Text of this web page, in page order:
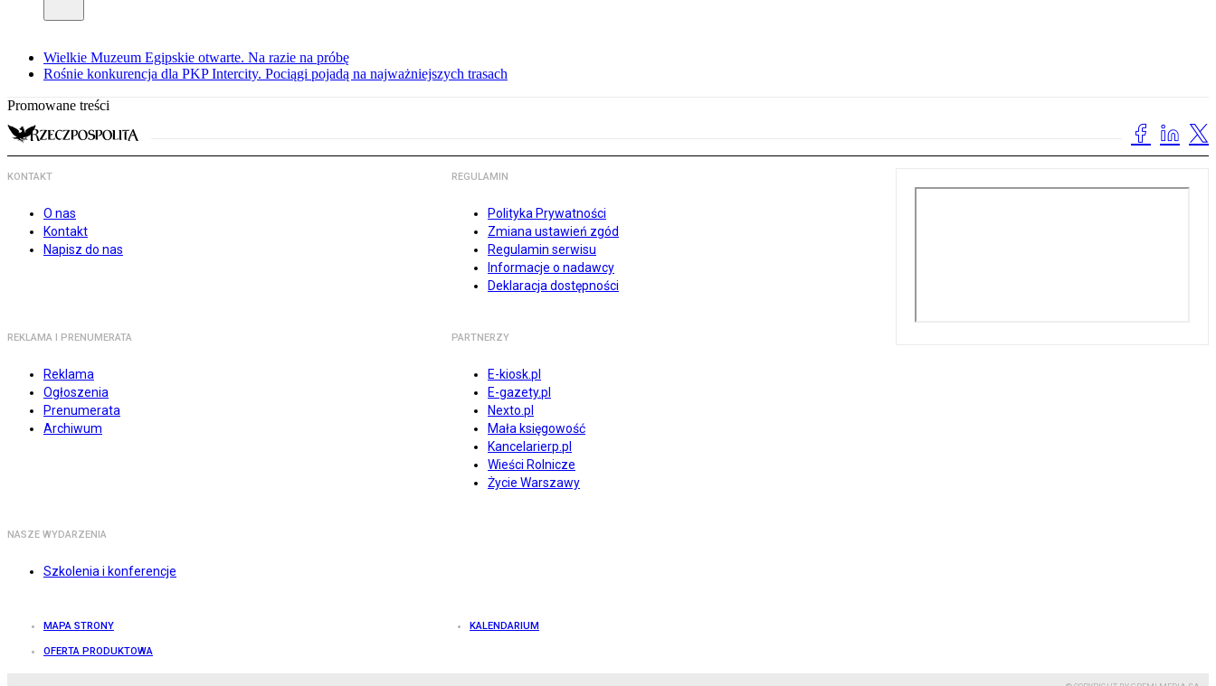
Wielkie Muzeum Egipskie otwarte. Na razie na próbę
Rośnie konkurencja dla PKP Intercity. Pociągi pojadą na najważniejszych trasach
Promowane treści
KONTAKT
O nas
Kontakt
Napisz do nas
REGULAMIN
Polityka Prywatności
Zmiana ustawień zgód
Regulamin serwisu
Informacje o nadawcy
Deklaracja dostępności
REKLAMA I PRENUMERATA
Reklama
Ogłoszenia
Prenumerata
Archiwum
PARTNERZY
E-kiosk.pl
E-gazety.pl
Nexto.pl
Mała księgowość
Kancelarierp.pl
Wieści Rolnicze
Życie Warszawy
NASZE WYDARZENIA
Szkolenia i konferencje
MAPA STRONY KALENDARIUM
OFERTA PRODUKTOWA